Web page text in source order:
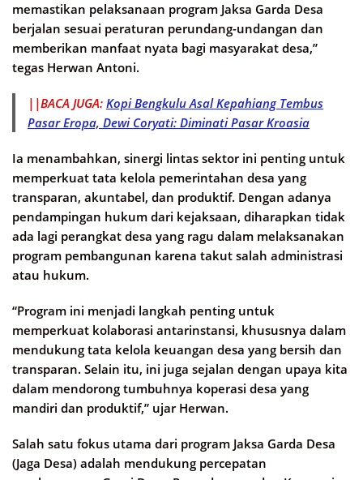
memastikan pelaksanaan program Jaksa Garda Desa
berjalan sesuai peraturan perundang-undangan dan
memberikan manfaat nyata bagi masyarakat desa,”
tegas Herwan Antoni.
||BACA JUGA: Kopi Bengkulu Asal Kepahiang Tembus
Pasar Eropa, Dewi Coryati: Diminati Pasar Kroasia
Ia menambahkan, sinergi lintas sektor ini penting untuk
memperkuat tata kelola pemerintahan desa yang
transparan, akuntabel, dan produktif. Dengan adanya
pendampingan hukum dari kejaksaan, diharapkan tidak
ada lagi perangkat desa yang ragu dalam melaksanakan
program pembangunan karena takut salah administrasi
atau hukum.
“Program ini menjadi langkah penting untuk
memperkuat kolaborasi antarinstansi, khususnya dalam
mendukung tata kelola keuangan desa yang bersih dan
transparan. Selain itu, ini juga sejalan dengan upaya kita
dalam mendorong tumbuhnya koperasi desa yang
mandiri dan produktif,” ujar Herwan.
Salah satu fokus utama dari program Jaksa Garda Desa
(Jaga Desa) adalah mendukung percepatan